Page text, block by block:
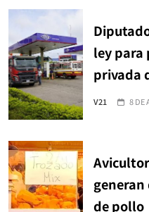
ley
privada
V21 8 DE
generan
de pollo